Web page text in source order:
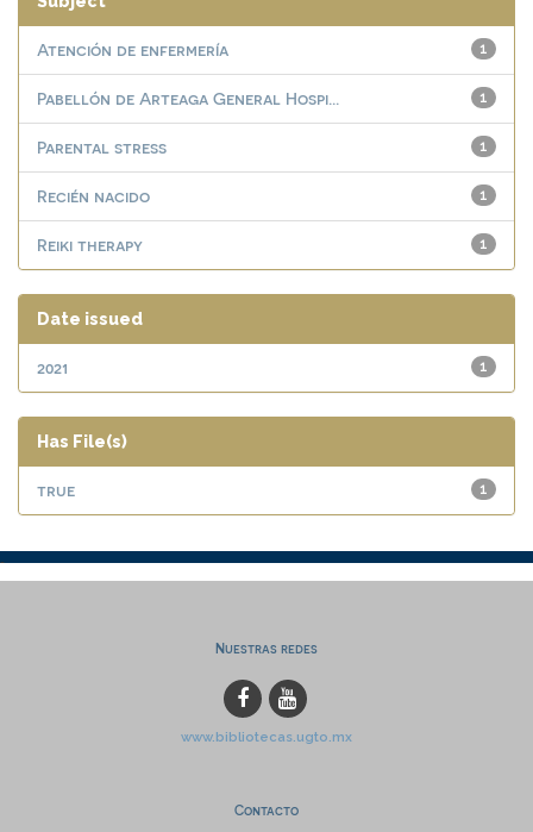
1
Atención de enfermería
1
Pabellón de Arteaga General Hospi...
1
Parental stress
1
Recién nacido
1
Reiki therapy
Date issued
1
2021
Has File(s)
1
true
Nuestras redes
www.bibliotecas.ugto.mx
Contacto